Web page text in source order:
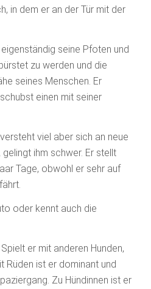
in dem er an der Tür mit der
seine Pfoten und
zu werden und die
seines Menschen. Er
einen mit seiner
viel aber sich an neue
ihm schwer. Er stellt
Tage, obwohl er sehr auf
oder kennt auch die
er mit anderen Hunden,
Rüden ist er dominant und
Zu Hündinnen ist er